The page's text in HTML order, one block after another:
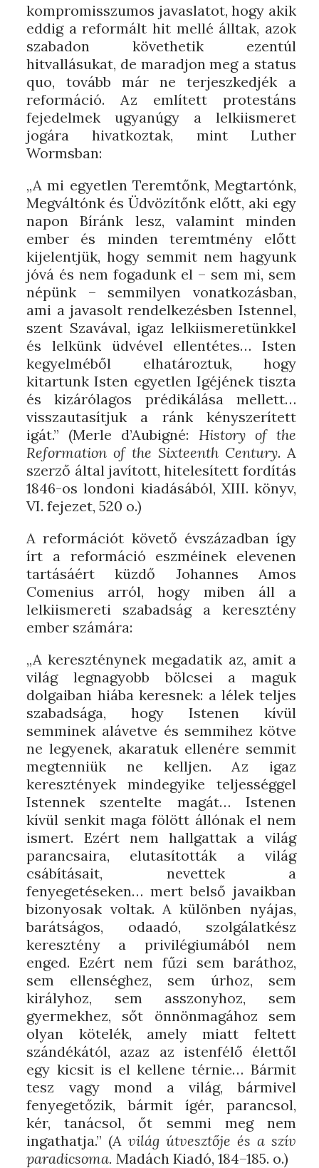
kompromisszumos javaslatot, hogy akik
eddig a reformált hit mellé álltak, azok
szabadon követhetik ezentúl
hitvallásukat, de maradjon meg a status
quo, tovább már ne terjeszkedjék a
reformáció. Az említett protestáns
fejedelmek ugyanúgy a lelkiismeret
jogára hivatkoztak, mint Luther
Wormsban:
„A mi egyetlen Teremtőnk, Megtartónk,
Megváltónk és Üdvözítőnk előtt, aki egy
napon Bíránk lesz, valamint minden
ember és minden teremtmény előtt
kijelentjük, hogy semmit nem hagyunk
jóvá és nem fogadunk el – sem mi, sem
népünk – semmilyen vonatkozásban,
ami a javasolt rendelkezésben Istennel,
szent Szavával, igaz lelkiismeretünkkel
és lelkünk üdvével ellentétes… Isten
kegyelméből elhatároztuk, hogy
kitartunk Isten egyetlen Igéjének tiszta
és kizárólagos prédikálása mellett…
visszautasítjuk a ránk kényszerített
igát.” (Merle d’Aubigné: History of the
Reformation of the Sixteenth Century. A
szerző által javított, hitelesített fordítás
1846-os londoni kiadásából, XIII. könyv,
VI. fejezet, 520 o.)
A reformációt követő évszázadban így
írt a reformáció eszméinek elevenen
tartásáért küzdő Johannes Amos
Comenius arról, hogy miben áll a
lelkiismereti szabadság a keresztény
ember számára:
„A kereszténynek megadatik az, amit a
világ legnagyobb bölcsei a maguk
dolgaiban hiába keresnek: a lélek teljes
szabadsága, hogy Istenen kívül
semminek alávetve és semmihez kötve
ne legyenek, akaratuk ellenére semmit
megtenniük ne kelljen. Az igaz
keresztények mindegyike teljességgel
Istennek szentelte magát… Istenen
kívül senkit maga fölött állónak el nem
ismert. Ezért nem hallgattak a világ
parancsaira, elutasították a világ
csábításait, nevettek a
fenyegetéseken… mert belső javaikban
bizonyosak voltak. A különben nyájas,
barátságos, odaadó, szolgálatkész
keresztény a privilégiumából nem
enged. Ezért nem fűzi sem baráthoz,
sem ellenséghez, sem úrhoz, sem
királyhoz, sem asszonyhoz, sem
gyermekhez, sőt önnönmagához sem
olyan kötelék, amely miatt feltett
szándékától, azaz az istenfélő élettől
egy kicsit is el kellene térnie… Bármit
tesz vagy mond a világ, bármivel
fenyegetőzik, bármit ígér, parancsol,
kér, tanácsol, őt semmi meg nem
ingathatja.” (A világ útvesztője és a szív
paradicsoma. Madách Kiadó, 184–185. o.)